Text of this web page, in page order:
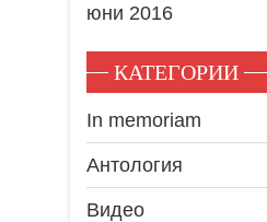
юни 2016
КАТЕГОРИИ
In memoriam
Антология
Видео